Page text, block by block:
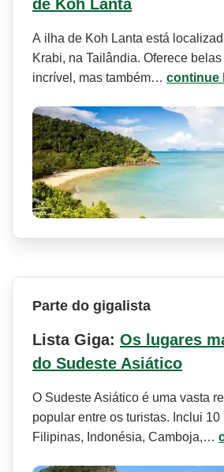
de Koh Lanta
A ilha de Koh Lanta está
Krabi, na Tailândia. Oferece
incrível, mas também… continue
Parte do gigalista
Lista Giga: Os lugares
do Sudeste Asiático
O Sudeste Asiático é uma vasta
popular entre os turistas. Inclui
Filipinas, Indonésia, Camboja,…